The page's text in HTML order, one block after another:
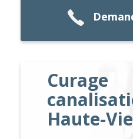
Curage
Haute-